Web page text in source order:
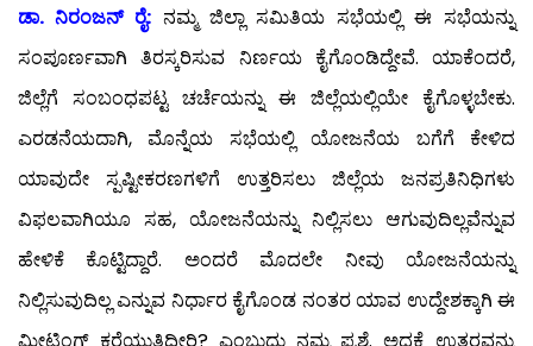
ಡಾ. ನಿರಂಜನ್ ರೈ: ನಮ್ಮ ಜಿಲ್ಲಾ ಸಮಿತಿಯ ಸಭೆಯಲ್ಲಿ ಈ ಸಭೆಯನ್ನು
ಸಂಪೂರ್ಣವಾಗಿ ತಿರಸ್ಕರಿಸುವ ನಿರ್ಣಯ ಕೈಗೊಂಡಿದ್ದೇವೆ. ಯಾಕೆಂದರೆ,
ಜಿಲ್ಲೆಗೆ ಸಂಬಂಧಪಟ್ಟ ಚರ್ಚೆಯನ್ನು ಈ ಜಿಲ್ಲೆಯಲ್ಲಿಯೇ ಕೈಗೊಳ್ಳಬೇಕು.
ಎರಡನೆಯದಾಗಿ, ಮೊನ್ನೆಯ ಸಭೆಯಲ್ಲಿ ಯೋಜನೆಯ ಬಗೆಗೆ ಕೇಳಿದ
ಯಾವುದೇ ಸ್ಪಷ್ಟೀಕರಣಗಳಿಗೆ ಉತ್ತರಿಸಲು ಜಿಲ್ಲೆಯ ಜನಪ್ರತಿನಿಧಿಗಳು
ವಿಫಲವಾಗಿಯೂ ಸಹ, ಯೋಜನೆಯನ್ನು ನಿಲ್ಲಿಸಲು ಆಗುವುದಿಲ್ಲವೆನ್ನುವ
ಹೇಳಿಕೆ ಕೊಟ್ಟಿದ್ದಾರೆ. ಅಂದರೆ ಮೊದಲೇ ನೀವು ಯೋಜನೆಯನ್ನು
ನಿಲ್ಲಿಸುವುದಿಲ್ಲ ಎನ್ನುವ ನಿರ್ಧಾರ ಕೈಗೊಂಡ ನಂತರ ಯಾವ ಉದ್ದೇಶಕ್ಕಾಗಿ ಈ
ಮೀಟಿಂಗ್ ಕರೆಯುತ್ತಿದ್ದೀರಿ? ಎಂಬುದು ನಮ್ಮ ಪ್ರಶ್ನೆ. ಅದಕ್ಕೆ ಉತ್ತರವನ್ನು